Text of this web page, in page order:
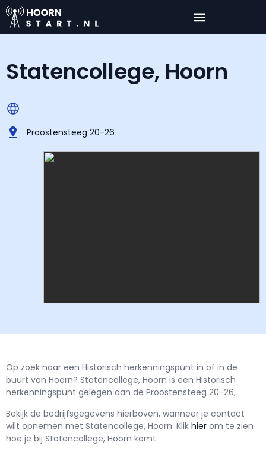
Statencollege, Hoorn
Proostensteeg 20-26
Op zoek naar een Historisch herkenningspunt in of in de
buurt van Hoorn? Statencollege, Hoorn is een Historisch
herkenningspunt gelegen aan de Proostensteeg 20-26,
Bekijk de bedrijfsgegevens hierboven, wanneer je contact
wilt opnemen met Statencollege, Hoorn. Klik hier om te zien
hoe je bij Statencollege, Hoorn komt.